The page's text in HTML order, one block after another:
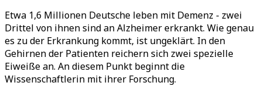
Etwa 1,6 Millionen Deutsche leben mit Demenz - zwei
Drittel von ihnen sind an Alzheimer erkrankt. Wie genau
es zu der Erkrankung kommt, ist ungeklärt. In den
Gehirnen der Patienten reichern sich zwei spezielle
Eiweiße an. An diesem Punkt beginnt die
Wissenschaftlerin mit ihrer Forschung.